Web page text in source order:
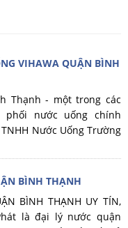
VIHAWA QUẬN BÌNH
Thạnh - một trong các
phối nước uống chính
Nước Uống Trường
BÌNH THẠNH
BÌNH THẠNH UY TÍN,
là đại lý nước quận